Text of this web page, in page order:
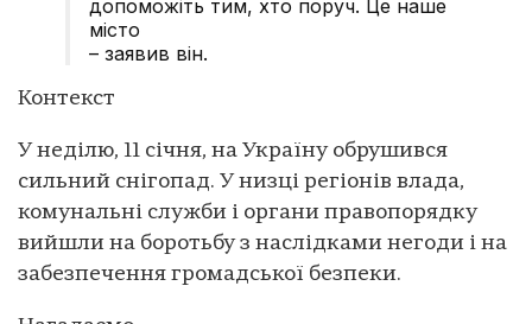
допоможіть тим, хто поруч. Це наше
місто
– заявив він.
Контекст
У неділю, 11 січня, на Україну обрушився
сильний снігопад. У низці регіонів влада,
комунальні служби і органи правопорядку
вийшли на боротьбу з наслідками негоди і на
забезпечення громадської безпеки.